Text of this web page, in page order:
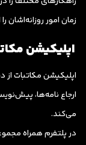
زمان امور روزانه‌اشان
اپلیکیشن
اپلیکیشن مکاتبات از
ارجاع نامه‌ها،
می‌کند.
در پلتفرم همراه